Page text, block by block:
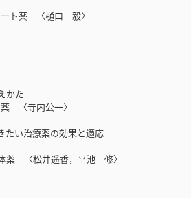
ト薬 〈樋口 毅〉
かた
〈寺内公一〉
い治療薬の効果と適応
薬 〈松井遥香，平池 修〉